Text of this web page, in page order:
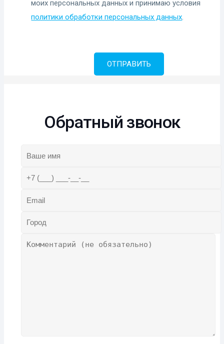
моих персональных данных и принимаю условия
политики обработки персональных данных.
Обратный звонок